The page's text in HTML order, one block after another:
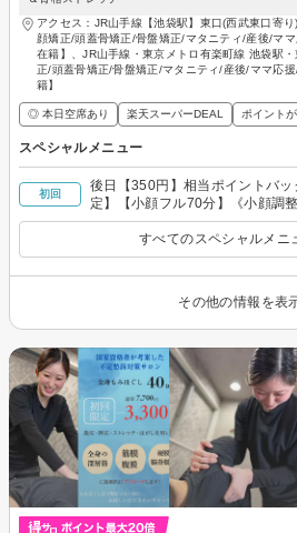
アクセス：JR山手線【池袋駅】東口(西武東口寄
顔矯正/頭蓋骨矯正/骨盤矯正/マタニティ/産後/マ
在籍】、JR山手線・東京メトロ有楽町線 池袋駅
正/頭蓋骨矯正/骨盤矯正/マタニティ/産後/ママ応
籍】
◎ 本日空席あり 楽天スーパーDEAL ポイント
スペシャルメニュー
初回
後日【350円】相当ポイントバッ
定】【小顔フル70分】《小顔調
+顔脂肪分解+リンパ》通常
すべてのスペシャルメニ
その他の情報を表